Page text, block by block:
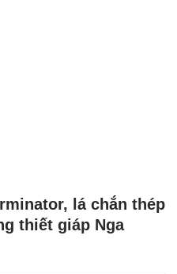
lá chắn thép
thiết giáp Nga